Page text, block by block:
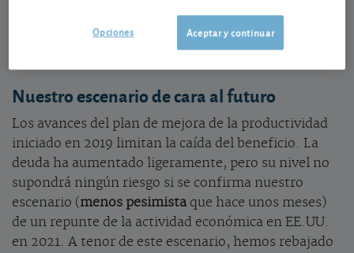
muestra dificultades con una reducción en
el volumen de ventas y una caída de los precios de
venta de acero (reciclado y para la construcción).
Nuestro escenario de cara al futuro
Los avances del plan de mejora de la productividad
iniciado en 2019 limitan la caída del beneficio. La
deuda ha aumentado ligeramente, pero su nivel no
supondrá ningún riesgo si se confirma nuestro
escenario (menos pesimista que hace unos meses)
de un repunte de la actividad económica en EE.UU.
en 2021. A tenor de este escenario, hemos rebajado
Aceptar y continuar
Opciones